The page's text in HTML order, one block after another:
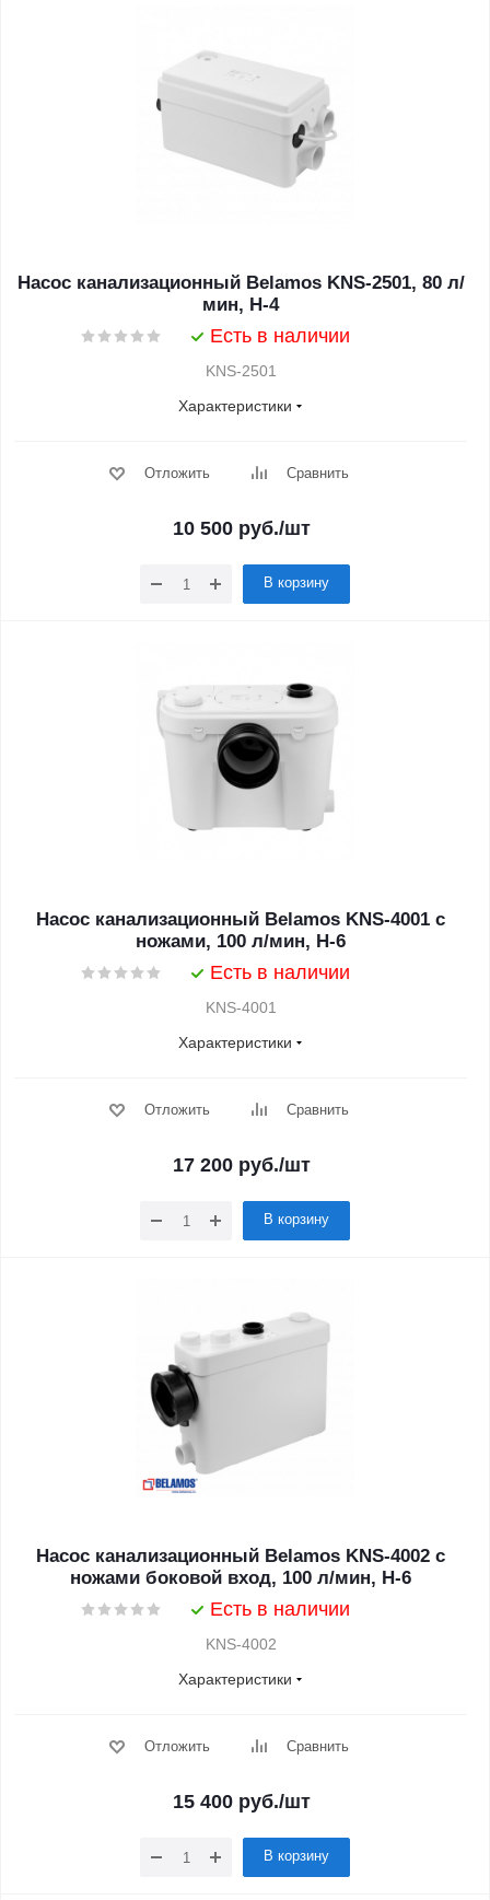
Насос канализационный Belamos KNS-2501, 80 л/
мин, Н-4
Есть в наличии
KNS-2501
Характеристики
Отложить Сравнить
10 500руб./шт
В корзину
Насос канализационный Belamos KNS-4001 с
ножами, 100 л/мин, Н-6
Есть в наличии
KNS-4001
Характеристики
Отложить Сравнить
17 200руб./шт
В корзину
Насос канализационный Belamos KNS-4002 с
ножами боковой вход, 100 л/мин, Н-6
Есть в наличии
KNS-4002
Характеристики
Отложить Сравнить
15 400руб./шт
В корзину